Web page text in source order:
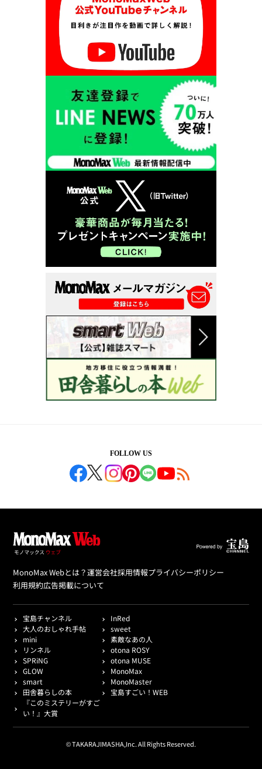
FOLLOW US
MonoMax Webとは？運営会社採用情報プライバシーポリシー
利用規約広告掲載について
宝島チャンネル
InRed
大人のおしゃれ手帖
sweet
mini
素敵なあの人
リンネル
otona ROSY
SPRiNG
otona MUSE
GLOW
MonoMax
smart
MonoMaster
田舎暮らしの本
宝島すごい！WEB
『このミステリーがすご
い！』大賞
© TAKARAJIMASHA,Inc. All Rights Reserved.